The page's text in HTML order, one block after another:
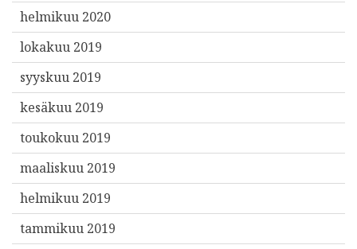
helmikuu 2020
lokakuu 2019
syyskuu 2019
kesäkuu 2019
toukokuu 2019
maaliskuu 2019
helmikuu 2019
tammikuu 2019